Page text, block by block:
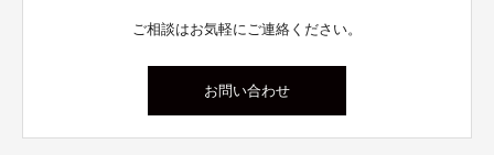
ご相談はお気軽にご連絡ください。
お問い合わせ